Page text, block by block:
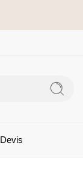
Devis